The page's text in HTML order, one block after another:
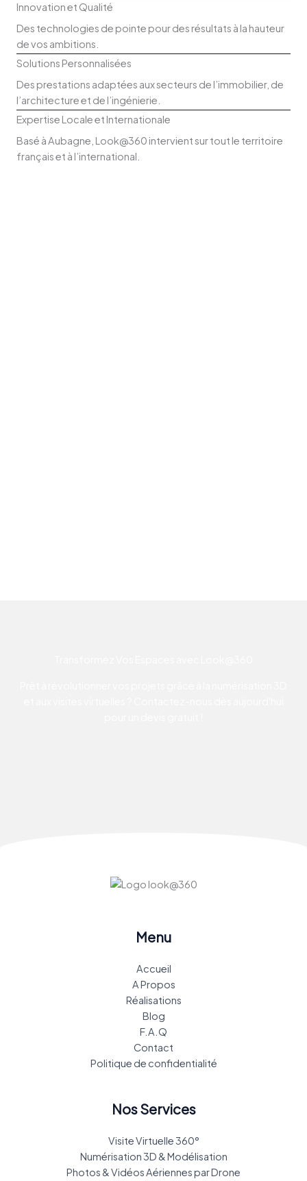
Innovation et Qualité
Des technologies de pointe pour des résultats à la hauteur
de vos ambitions.
Solutions Personnalisées
Des prestations adaptées aux secteurs de l’immobilier, de
l’architecture et de l’ingénierie.
Expertise Locale et Internationale
Basé à Aubagne, Look@360 intervient sur tout le territoire
français et à l’international.
Menu
Accueil
A Propos
Réalisations
Blog
F.A.Q
Contact
Politique de confidentialité
Nos Services
Visite Virtuelle 360°
Numérisation 3D & Modélisation
Photos & Vidéos Aériennes par Drone